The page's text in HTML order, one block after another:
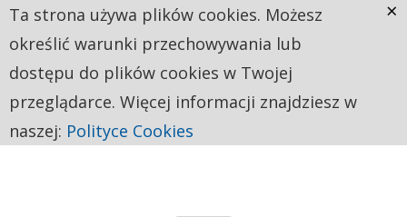
Ta strona używa plików cookies. Możesz
określić warunki przechowywania lub
dostępu do plików cookies w Twojej
przeglądarce. Więcej informacji znajdziesz w
naszej: Polityce Cookies
×